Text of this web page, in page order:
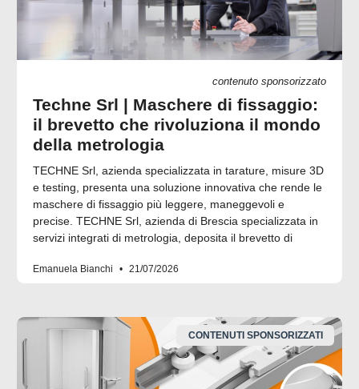
contenuto sponsorizzato
Techne Srl | Maschere di fissaggio:
il brevetto che rivoluziona il mondo
della metrologia
TECHNE Srl, azienda specializzata in tarature, misure 3D
e testing, presenta una soluzione innovativa che rende le
maschere di fissaggio più leggere, maneggevoli e
precise. TECHNE Srl, azienda di Brescia specializzata in
servizi integrati di metrologia, deposita il brevetto di
Emanuela Bianchi 21/07/2026
CONTENUTI SPONSORIZZATI